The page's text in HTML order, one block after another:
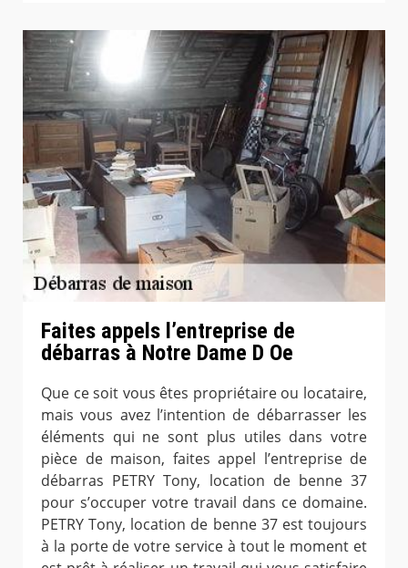
Faites appels l’entreprise de
débarras à Notre Dame D Oe
Que ce soit vous êtes propriétaire ou locataire,
mais vous avez l’intention de débarrasser les
éléments qui ne sont plus utiles dans votre
pièce de maison, faites appel l’entreprise de
débarras PETRY Tony, location de benne 37
pour s’occuper votre travail dans ce domaine.
PETRY Tony, location de benne 37 est toujours
à la porte de votre service à tout le moment et